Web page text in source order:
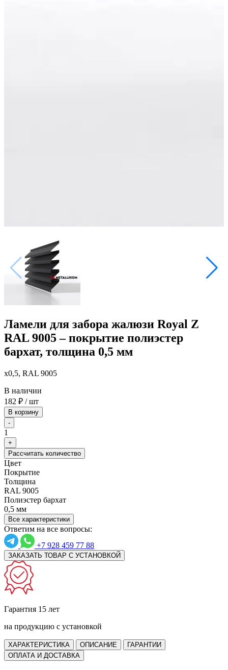
Ламели для забора жалюзи Royal Z
RAL 9005 – покрытие полиэстер
бархат, толщина 0,5 мм
x0,5, RAL 9005
В наличии
182 ₽ / шт
В корзину
-
1
+
Рассчитать количество
Цвет
Покрытие
Толщина
RAL 9005
Полиэстер бархат
0,5 мм
Все характеристики
Ответим на все вопросы:
+7 928 459 77 88
ЗАКАЗАТЬ ТОВАР С УСТАНОВКОЙ
Гарантия 15 лет
на продукцию с установкой
ХАРАКТЕРИСТИКА ОПИСАНИЕ
ГАРАНТИИ
ОПЛАТА И ДОСТАВКА